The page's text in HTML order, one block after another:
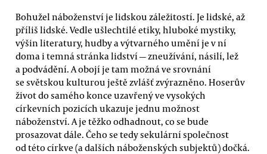
Bohužel náboženství je lidskou záležitostí. Je lidské, až
příliš lidské. Vedle ušlechtilé etiky, hluboké mystiky,
výšin literatury, hudby a výtvarného umění je v ní
doma i temná stránka lidství — zneužívání, násilí, lež
a podvádění. A obojí je tam možná ve srovnání
se světskou kulturou ještě zvlášť zvýrazněno. Hoserův
život do samého konce uzavřený ve vysokých
církevních pozicích ukazuje jednu možnost
náboženství. A je těžko odhadnout, co se bude
prosazovat dále. Čeho se tedy sekulární společnost
od této církve (a dalších náboženských subjektů) dočká.